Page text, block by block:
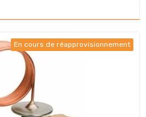
En cours de réapprovisionnement